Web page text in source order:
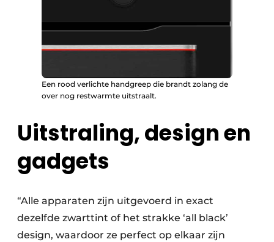
Een rood verlichte handgreep die brandt zolang de
over nog restwarmte uitstraalt.
Uitstraling, design en
gadgets
“Alle apparaten zijn uitgevoerd in exact
dezelfde zwarttint of het strakke ‘all black’
design, waardoor ze perfect op elkaar zijn